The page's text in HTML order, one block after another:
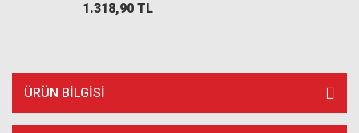
1.318,90 TL
ÜRÜN BILGISI